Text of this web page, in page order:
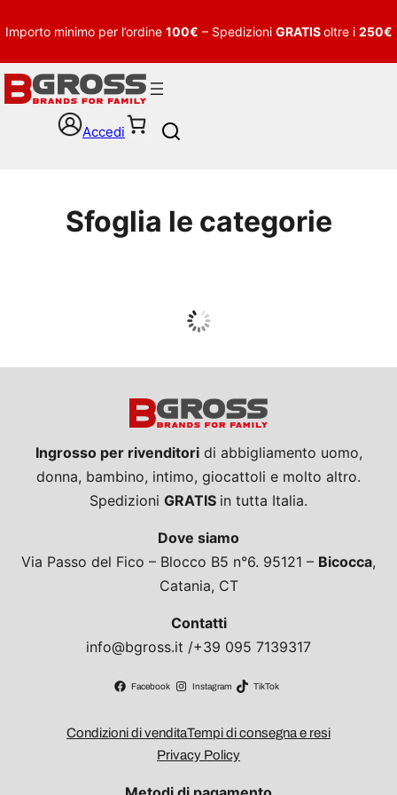
Importo minimo per l’ordine 100€ – Spedizioni GRATISoltre i 250€
Accedi
h
Sfoglia le categorie
Guarda tutto
Ingrosso per rivenditoridi abbigliamento uomo,
donna, bambino, intimo, giocattoli e molto altro.
Spedizioni GRATIS in tutta Italia.
Dove siamo
Via Passo del Fico – Blocco B5 n°6. 95121 – Bicocca,
Catania, CT
Contatti
info@bgross.it /+39 095 7139317
Facebook Instagram TikTok
Condizioni di venditaTempi di consegna e resi
Privacy Policy